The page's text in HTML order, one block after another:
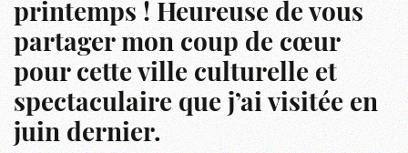
printemps ! Heureuse de vous
partager mon coup de cœur
pour cette ville culturelle et
spectaculaire que j’ai visitée en
juin dernier.